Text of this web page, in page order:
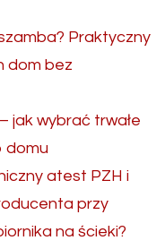
Praktyczny
dom bez
jak wybrać trwałe
domu
atest PZH i
przy
na ścieki?